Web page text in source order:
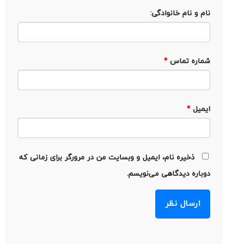
نام و نام خانوادگی:
شماره تماس *
ایمیل *
ذخیره نام، ایمیل و وبسایت من در مرورگر برای زمانی که
دوباره دیدگاهی می‌نویسم.